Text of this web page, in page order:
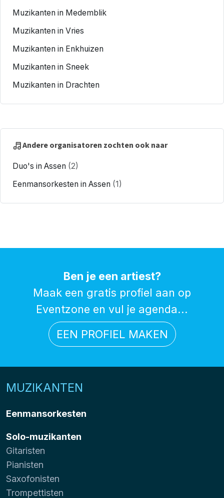
Muzikanten in Medemblik
Muzikanten in Vries
Muzikanten in Enkhuizen
Muzikanten in Sneek
Muzikanten in Drachten
Andere organisatoren zochten ook naar
Duo's in Assen (2)
Eenmansorkesten in Assen (1)
Ben je een artiest?
Maak een gratis profiel aan op
Eventzone en vul je agenda...
EEN PROFIEL MAKEN
MUZIKANTEN
Eenmansorkesten
Solo-muzikanten
Gitaristen
Pianisten
Saxofonisten
Trompettisten